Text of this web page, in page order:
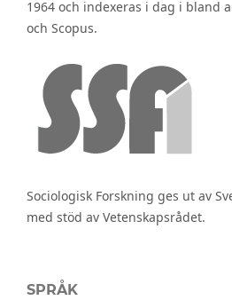
1964 och indexeras i dag i bland
och Scopus.
Sociologisk Forskning ges ut av
med stöd av Vetenskapsrådet.
SPRÅK